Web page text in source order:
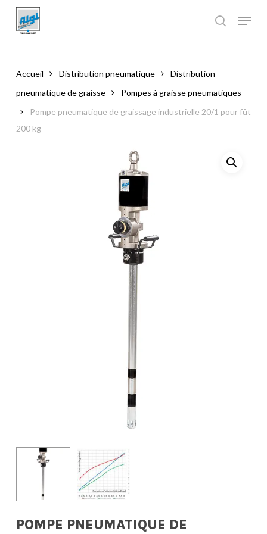
main
Accueil Distribution pneumatique
Distribution
pneumatique de graisse
Pompes à graisse pneumatiques
Pompe pneumatique de graissage industrielle 20/1 pour fût
200 kg
POMPE PNEUMATIQUE DE